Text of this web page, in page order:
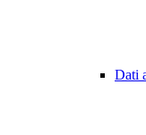
Dati